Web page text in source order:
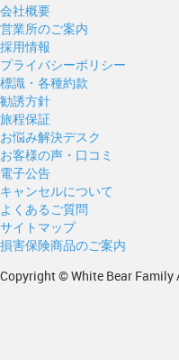
会社概要
営業所のご案内
採用情報
プライバシーポリシー
標識・各種約款
勧誘方針
旅程保証
お悩み解決デスク
お客様の声・口コミ
電子公告
キャンセルについて
よくあるご質問
サイトマップ
損害保険商品のご案内
Copyright © White Bear Family